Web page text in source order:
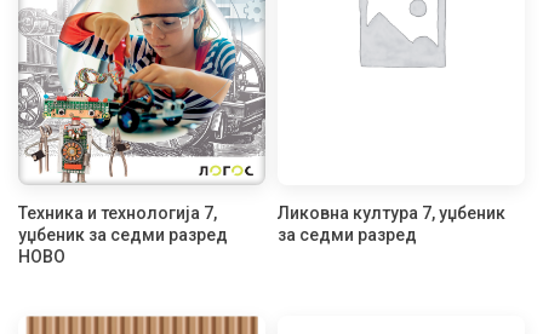
Техника и технологија 7,
уџбеник за седми разред
НОВО
Ликовна култура 7, уџбеник
за седми разред